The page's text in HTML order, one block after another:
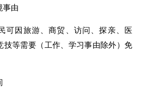
事由
可因旅游、商贸、访问、探亲、医
技等需要（工作、学习事由除外）免